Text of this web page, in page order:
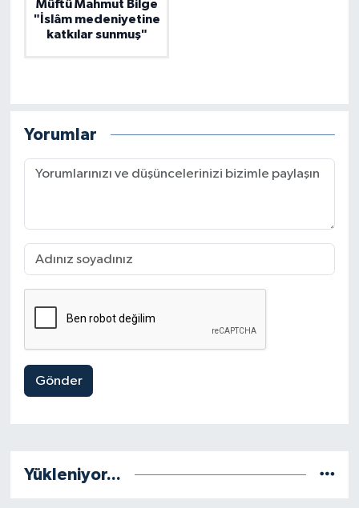
Müftü Mahmut Bilge
"İslâm medeniyetine
katkılar sunmuş"
Yorumlar
Gönder
Yükleniyor...